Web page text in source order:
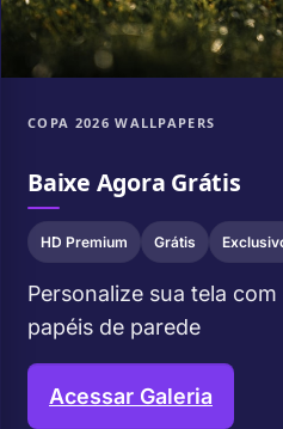
COPA 2026 WALLPAPERS
Baixe Agora Grátis
HD Premium Grátis
Personalize sua tela
papéis de parede
Acessar Galeria